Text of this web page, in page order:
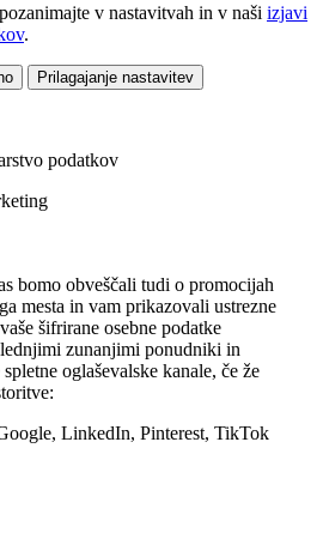
v nastavitvah in v naši izjavi
.
Prilagajanje nastavitev
podatkov
bomo obveščali tudi o promocijah
mesta in vam prikazovali ustrezne
šifrirane osebne podatke
zunanjimi ponudniki in
oglaševalske kanale, če že
LinkedIn, Pinterest, TikTok